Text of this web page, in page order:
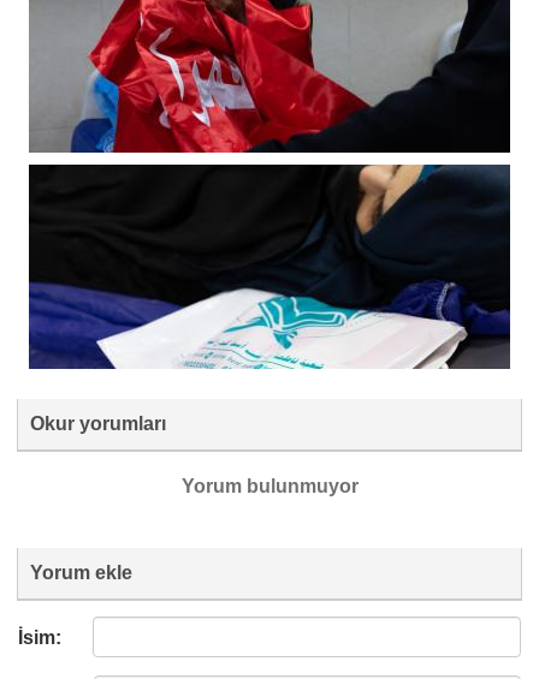
Okur yorumları
Yorum bulunmuyor
Yorum ekle
İsim: